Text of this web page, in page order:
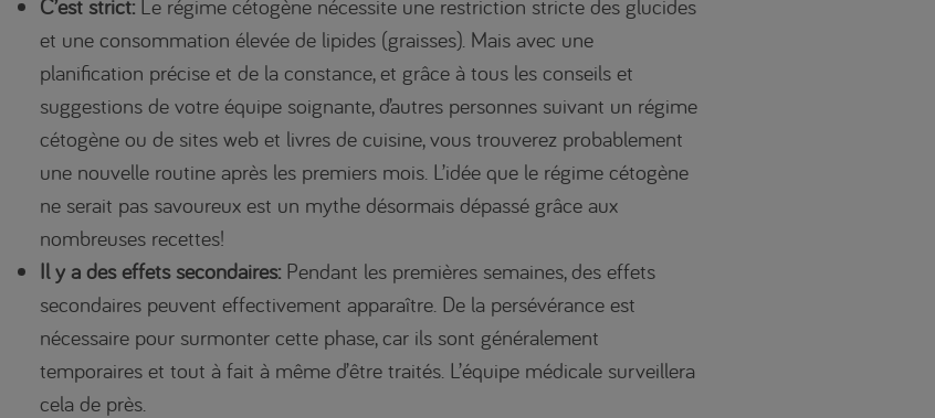
C’est strict: Le régime cétogène nécessite une restriction stricte des glucides
et une consommation élevée de lipides (graisses). Mais avec une
planification précise et de la constance, et grâce à tous les conseils et
suggestions de votre équipe soignante, d’autres personnes suivant un régime
cétogène ou de sites web et livres de cuisine, vous trouverez probablement
une nouvelle routine après les premiers mois. L’idée que le régime cétogène
ne serait pas savoureux est un mythe désormais dépassé grâce aux
nombreuses recettes!
Il y a des effets secondaires: Pendant les premières semaines, des effets
secondaires peuvent effectivement apparaître. De la persévérance est
nécessaire pour surmonter cette phase, car ils sont généralement
temporaires et tout à fait à même d’être traités. L’équipe médicale surveillera
cela de près.